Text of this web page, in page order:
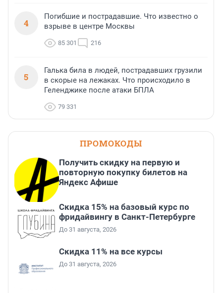
4
Погибшие и пострадавшие. Что известно о
взрыве в центре Москвы
85 301 216
5
Галька била в людей, пострадавших грузили
в скорые на лежаках. Что происходило в
Геленджике после атаки БПЛА
79 331
ПРОМОКОДЫ
Получить скидку на первую и
повторную покупку билетов на
Яндекс Афише
Скидка 15% на базовый курс по
фридайвингу в Санкт-Петербурге
До 31 августа, 2026
Скидка 11% на все курсы
До 31 августа, 2026